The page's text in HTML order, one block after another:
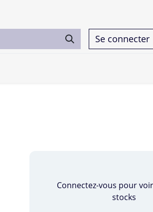
Se connecter
Connectez-vous pour
stocks